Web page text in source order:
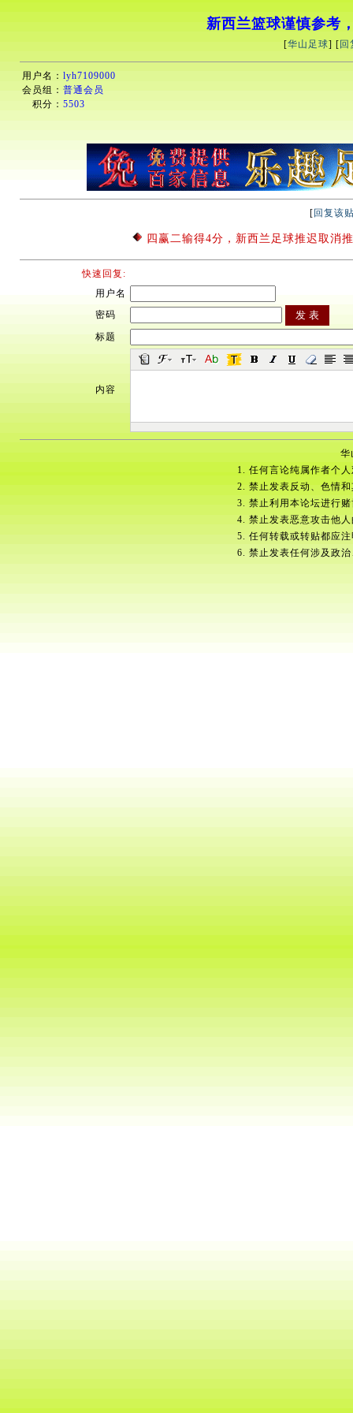
新西兰篮球谨慎参考
[华山足球] [ 回
用户名： lyh7109000
会员组： 普通会员
积分： 5503
[ 回复该
四赢二输得4分，新西兰足球推迟取消
快速回复:
用户名
密码
标题
内容
华
1. 任何言论纯属作者个
2. 禁止发表反动、色情
3. 禁止利用本论坛进行
4. 禁止发表恶意攻击他
5. 任何转载或转贴都应
6. 禁止发表任何涉及政